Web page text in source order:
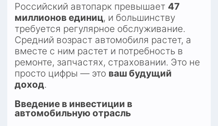
Российский автопарк превышает 47
миллионов единиц, и большинству
требуется регулярное обслуживание.
Средний возраст автомобиля растет, а
вместе с ним растет и потребность в
ремонте, запчастях, страховании. Это не
просто цифры — это ваш будущий
доход.​
Введение в инвестиции в
автомобильную отрасль